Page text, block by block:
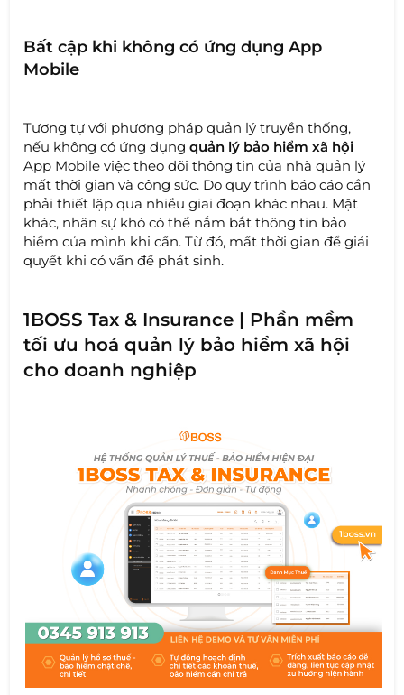
Bất cập khi không có ứng dụng App
Mobile
Tương tự với phương pháp quản lý truyền thống,
nếu không có ứng dụngquản lý bảo hiểm xã hội
App Mobile việc theo dõi thông tin của nhà quản lý
mất thời gian và công sức. Do quy trình báo cáo cần
phải thiết lập qua nhiều giai đoạn khác nhau. Mặt
khác, nhân sự khó có thể nắm bắt thông tin bảo
hiểm của mình khi cần. Từ đó, mất thời gian để giải
quyết khi có vấn đề phát sinh.
1BOSS Tax & Insurance | Phần mềm
tối ưu hoá quản lý bảo hiểm xã hội
cho doanh nghiệp